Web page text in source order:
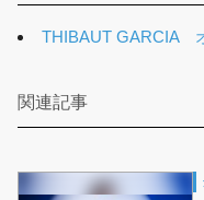
THIBAUT GARCIA
関連記事